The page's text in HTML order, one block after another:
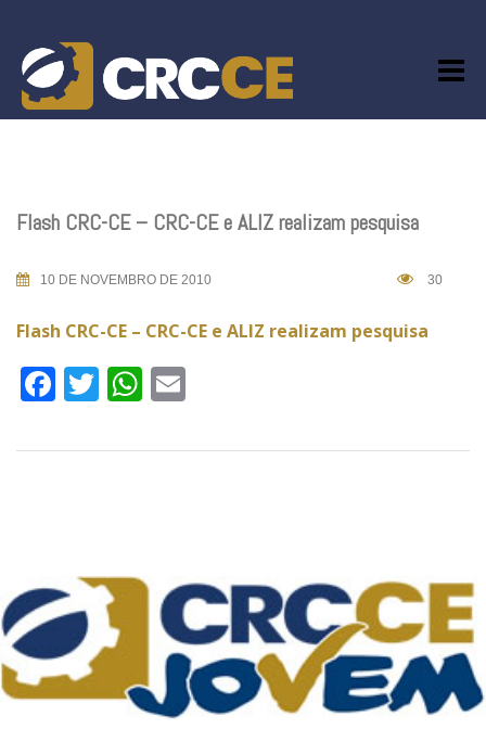
content
Flash CRC-CE – CRC-CE e ALIZ realizam pesquisa
10 DE NOVEMBRO DE 2010 30
Flash CRC-CE – CRC-CE e ALIZ realizam pesquisa
Facebook
TwitterWhatsApp